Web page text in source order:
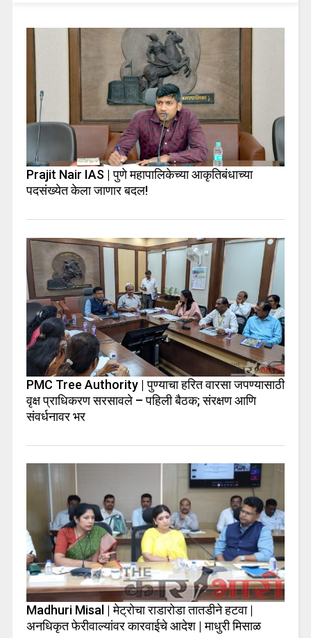
Prajit Nair IAS | पुणे महापालिकेच्या आकृतिबंधाच्या
पदसंख्येत केला जाणार बदल!
PMC Tree Authority | पुण्याचा हरित वारसा जपण्यासाठी
वृक्ष प्राधिकरण सरसावले – पहिली बैठक; संरक्षण आणि
संवर्धनावर भर
Madhuri Misal | मेट्रोचा राडारोडा तातडीने हटवा |
अनधिकृत फेरीवाल्यांवर कारवाईचे आदेश | माधुरी मिसाळ